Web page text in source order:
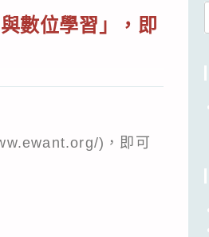
數位學習」，即
)，即可